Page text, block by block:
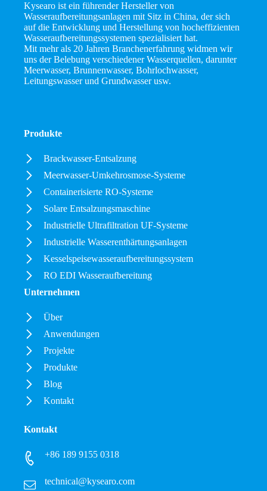
Kysearo ist ein führender Hersteller von
Wasseraufbereitungsanlagen mit Sitz in China, der sich
auf die Entwicklung und Herstellung von hocheffizienten
Wasseraufbereitungssystemen spezialisiert hat.
Mit mehr als 20 Jahren Branchenerfahrung widmen wir
uns der Belebung verschiedener Wasserquellen, darunter
Meerwasser, Brunnenwasser, Bohrlochwasser,
Leitungswasser und Grundwasser usw.
Produkte
Brackwasser-Entsalzung
Meerwasser-Umkehrosmose-Systeme
Containerisierte RO-Systeme
Solare Entsalzungsmaschine
Industrielle Ultrafiltration UF-Systeme
Industrielle Wasserenthärtungsanlagen
Kesselspeisewasseraufbereitungssystem
RO EDI Wasseraufbereitung
Unternehmen
Über
Anwendungen
Projekte
Produkte
Blog
Kontakt
Kontakt
+86 189 9155 0318
technical@kysearo.com